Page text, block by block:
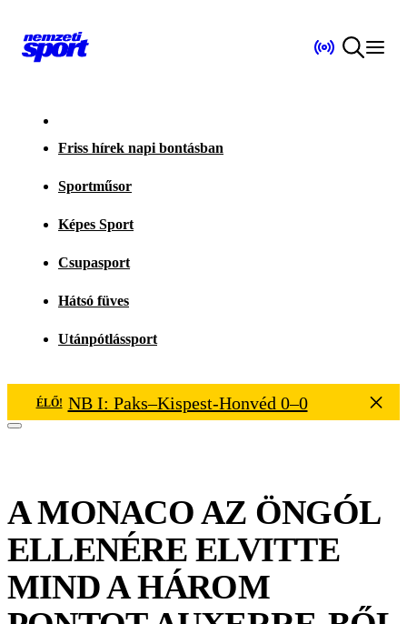
Friss hírek napi bontásban
Sportműsor
Képes Sport
Csupasport
Hátsó füves
Utánpótlássport
ÉLŐ! NB I: Paks–Kispest-Honvéd 0–0
A MONACO AZ ÖNGÓL
ELLENÉRE ELVITTE
MIND A HÁROM